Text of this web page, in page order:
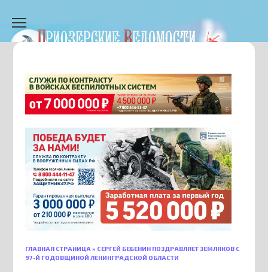
содержанию
ГЛАВНАЯ СТРАНИЦА » СЕРГЕЙ БЕБЕНИН ПОЗДРАВЛЯЕТ ЗЕМЛЯКОВ С
97-Й ГОДОВЩИНОЙ ЛЕНИНГРАДСКОЙ ОБЛАСТИ